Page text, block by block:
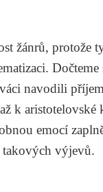
žánrů, protože
navodili
k
emocí
takových výjevů.